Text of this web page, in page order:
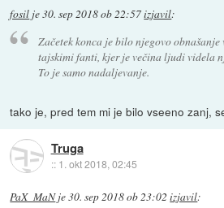
fosil je30. sep 2018 ob 22:57izjavil:
Začetek konca je bilo njegovo obnašanje
tajskimi fanti, kjer je večina ljudi videla
To je samo nadaljevanje.
tako je, pred tem mi je bilo vseeno zanj,
Truga
:: 1. okt 2018, 02:45
PaX_MaNje30. sep 2018 ob 23:02 izjavil: